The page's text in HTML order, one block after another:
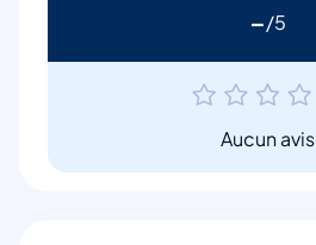
-
Aucun avis